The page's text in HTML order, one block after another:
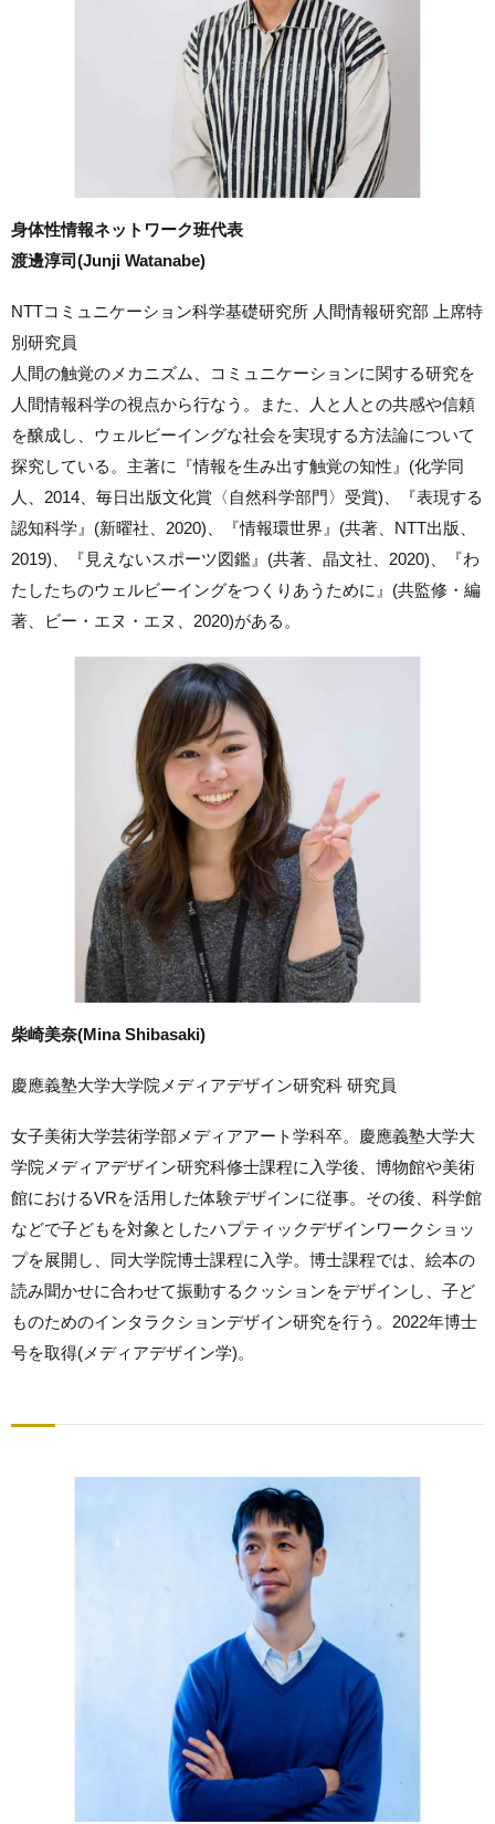
身体性情報ネットワーク班代表
渡邊淳司(Junji Watanabe)
NTTコミュニケーション科学基礎研究所 人間情報研究部 上席特
別研究員
人間の触覚のメカニズム、コミュニケーションに関する研究を
人間情報科学の視点から行なう。また、人と人との共感や信頼
を醸成し、ウェルビーイングな社会を実現する方法論について
探究している。主著に『情報を生み出す触覚の知性』(化学同
人、2014、毎日出版文化賞〈自然科学部門〉受賞)、『表現する
認知科学』(新曜社、2020)、『情報環世界』(共著、NTT出版、
2019)、『見えないスポーツ図鑑』(共著、晶文社、2020)、『わ
たしたちのウェルビーイングをつくりあうために』(共監修・編
著、ビー・エヌ・エヌ、2020)がある。
柴崎美奈(Mina Shibasaki)
慶應義塾大学大学院メディアデザイン研究科 研究員
女子美術大学芸術学部メディアアート学科卒。慶應義塾大学大
学院メディアデザイン研究科修士課程に入学後、博物館や美術
館におけるVRを活用した体験デザインに従事。その後、科学館
などで子どもを対象としたハプティックデザインワークショッ
プを展開し、同大学院博士課程に入学。博士課程では、絵本の
読み聞かせに合わせて振動するクッションをデザインし、子ど
ものためのインタラクションデザイン研究を行う。2022年博士
号を取得(メディアデザイン学)。